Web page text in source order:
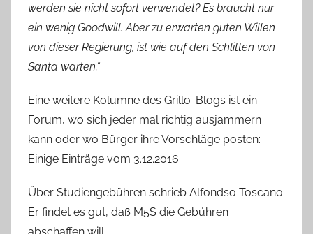
werden sie nicht sofort verwendet? Es braucht nur
ein wenig Goodwill. Aber zu erwarten guten Willen
von dieser Regierung, ist wie auf den Schlitten von
Santa warten.“
Eine weitere Kolumne des Grillo-Blogs ist ein
Forum, wo sich jeder mal richtig ausjammern
kann oder wo Bürger ihre Vorschläge posten:
Einige Einträge vom 3.12.2016:
Über Studiengebühren schrieb Alfondso Toscano.
Er findet es gut, daß M5S die Gebühren
abschaffen will.